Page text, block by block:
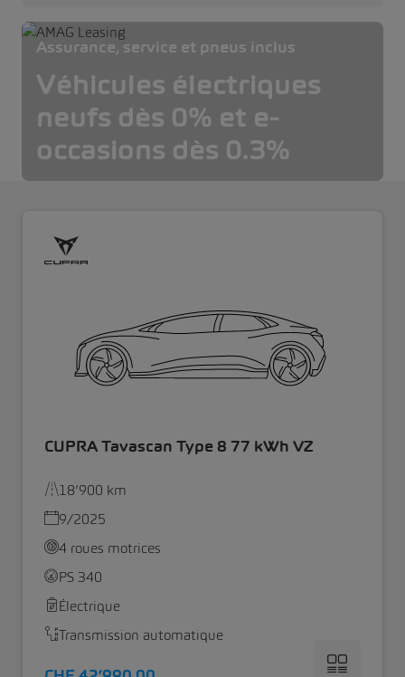
Assurance, service et pneus inclus
Véhicules électriques
neufs dès 0% et e-
occasions dès 0.3%
CUPRA Tavascan Type 8 77 kWh VZ
18’900 km
9/2025
4 roues motrices
PS 340
Électrique
Transmission automatique